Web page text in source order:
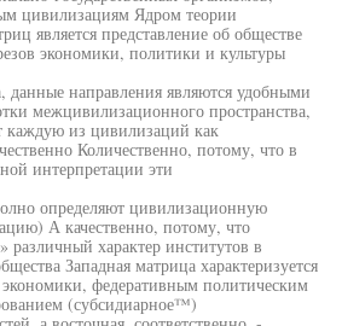
цивилизациям Ядром теории
является представление об обществе
экономики, политики и культуры
данные направления являются удобными
межцивилизационного пространства,
каждую из цивилизаций как
Количественно, потому, что в
интерпретации эти
определяют цивилизационную
А качественно, потому, что
различный характер институтов в
Западная матрица характеризуется
федеративным политическим
(субсидиарное™)